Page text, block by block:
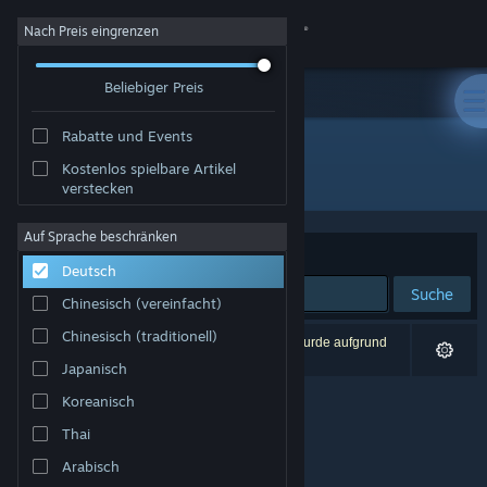
Anmelden
Info
Support
Sprache ändern
Steam-Mobile-App herunterladen
Desktopversion anzeigen
Nach Preis eingrenzen
Beliebiger Preis
Rabatte und Events
Kostenlos spielbare Artikel
verstecken
Auf Sprache beschränken
Deutsch
Chinesisch (vereinfacht)
Chinesisch (traditionell)
Japanisch
Koreanisch
Thai
Arabisch
Entwickler: Dave Del Castillo
Sortieren nach Relevanz
Suche
0 Ergebnisse entsprechen Ihrer Suche. 1 Titel wurde aufgrund
Ihrer Einstellungen ausgeschlossen.